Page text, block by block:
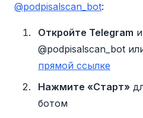
@podpisalscan_bot:
Откройте Telegram
@podpisalscan_bot
прямой ссылке
Нажмите «Старт»
ботом